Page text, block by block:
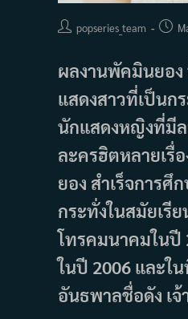
Postpopseries_team
Post
ผลงานพัคมินยอง
แสดงสาวที่เป็นก
นักแสดงหญิงที่มีล
ละครฮิตหลายเรื่
ยอง สำเร็จการ
กระทั่งในสมัยเรี
โทรคมนาคมในปี
ในปี 2006 และใ
อันธพาลชื่อดัง เ